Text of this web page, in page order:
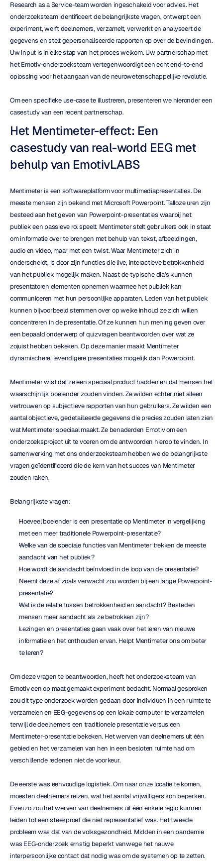
Research as a Service-team worden ingeschakeld voor advies. Het
onderzoeksteam identificeert de belangrijkste vragen, ontwerpt een
experiment, werft deelnemers, verzamelt, verwerkt en analyseert de
gegevens en stelt gepersonaliseerde rapporten op over de bevindingen.
Uw input is in elke stap van het proces welkom. Uw partnerschap met
het Emotiv-onderzoeksteam vertegenwoordigt een echt end-to-end
oplossing voor het aangaan van de neurowetenschappelijke revolutie.
Om een specifieke use-case te illustreren, presenteren we hieronder een
casestudy van een recent partnerschap.
Het Mentimeter-effect: Een
casestudy van real-world EEG met
behulp van EmotivLABS
Mentimeter is een softwareplatform voor multimediapresentaties. De
meeste mensen zijn bekend met Microsoft Powerpoint. Talloze uren zijn
besteed aan het geven van Powerpoint-presentaties waarbij het
publiek een passieve rol speelt. Mentimeter stelt gebruikers ook in staat
om informatie over te brengen met behulp van tekst, afbeeldingen,
audio en video, maar met een twist. Waar Mentimeter zich in
onderscheidt, is door zijn functies die live, interactieve betrokkenheid
van het publiek mogelijk maken. Naast de typische dia's kunnen
presentatoren elementen opnemen waarmee het publiek kan
communiceren met hun persoonlijke apparaten. Leden van het publiek
kunnen bijvoorbeeld stemmen over op welke inhoud ze zich willen
concentreren in de presentatie. Of ze kunnen hun mening geven over
een bepaald onderwerp of quizvragen beantwoorden over wat ze
zojuist hebben bekeken. Op deze manier maakt Mentimeter
dynamischere, levendigere presentaties mogelijk dan Powerpoint.
Mentimeter wist dat ze een speciaal product hadden en dat mensen het
waarschijnlijk boeiender zouden vinden. Ze wilden echter niet alleen
vertrouwen op subjectieve rapporten van hun gebruikers. Ze wilden een
aantal objectieve, gedetailleerde gegevens die precies zouden laten zien
wat Mentimeter speciaal maakt. Ze benaderden Emotiv om een
onderzoeksproject uit te voeren om de antwoorden hierop te vinden. In
samenwerking met ons onderzoeksteam hebben we de belangrijkste
vragen geïdentificeerd die de kern van het succes van Mentimeter
zouden raken.
Belangrijkste vragen:
Hoeveel boeiender is een presentatie op Mentimeter in vergelijking
met een meer traditionele Powerpoint-presentatie?
Welke van de speciale functies van Mentimeter trekken de meeste
aandacht van het publiek?
Hoe wordt de aandacht beïnvloed in de loop van de presentatie?
Neemt deze af zoals verwacht zou worden bij een lange Powerpoint-
presentatie?
Wat is de relatie tussen betrokkenheid en aandacht? Besteden
mensen meer aandacht als ze betrokken zijn?
Lezingen en presentaties gaan vaak over het leren van nieuwe
informatie en het onthouden ervan. Helpt Mentimeter ons om beter
te leren?
Om deze vragen te beantwoorden, heeft het onderzoeksteam van
Emotiv een op maat gemaakt experiment bedacht. Normaal gesproken
zou dit type onderzoek worden gedaan door individuen in een ruimte te
verzamelen en EEG-gegevens op een lokale computer te verzamelen
terwijl de deelnemers een traditionele presentatie versus een
Mentimeter-presentatie bekeken. Het werven van deelnemers uit één
gebied en het verzamelen van hen in een besloten ruimte had om
verschillende redenen niet de voorkeur.
De eerste was eenvoudige logistiek. Om naar onze locatie te komen,
moesten deelnemers reizen, wat het aantal vrijwilligers kon beperken.
Evenzo zou het werven van deelnemers uit één enkele regio kunnen
leiden tot een steekproef die niet representatief was. Het tweede
probleem was dat van de volksgezondheid. Midden in een pandemie
was EEG-onderzoek ernstig beperkt vanwege het nauwe
interpersoonlijke contact dat nodig was om de systemen op te zetten.